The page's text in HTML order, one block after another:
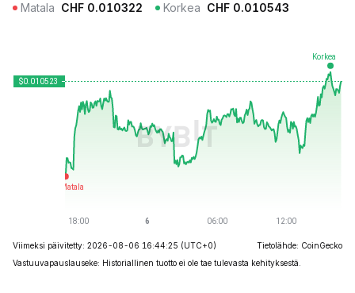
Matala CHF 0.010322 Korkea CHF 0.010543
Viimeksi päivitetty: 2026-08-06 16:44:25 (UTC+0)
Tietolähde: CoinGecko
Vastuuvapauslauseke: Historiallinen tuotto ei ole tae tulevasta kehityksestä.